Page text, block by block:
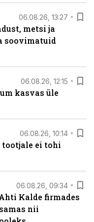
06.08.26, 13:27
metsi ja
soovimatuid
06.08.26, 12:15
kasvas üle
06.08.26, 10:14
ei tohi
06.08.26, 09:34
Kalde firmades
nii